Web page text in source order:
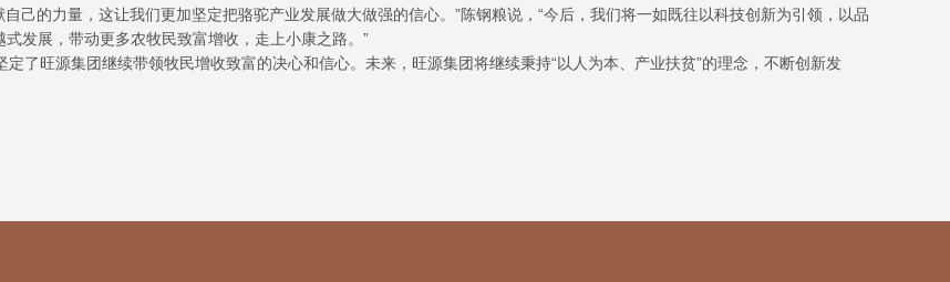
己的力量，这让我们更加坚定把骆驼产业发展做大做强的信心。”陈钢粮说，“今后，我们将一如既往以科技创新为引领，以品
发展，带动更多农牧民致富增收，走上小康之路。”
了旺源集团继续带领牧民增收致富的决心和信心。未来，旺源集团将继续秉持“以人为本、产业扶贫”的理念，不断创新发